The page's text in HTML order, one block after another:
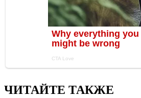
ЧИТАЙТЕ ТАКЖЕ